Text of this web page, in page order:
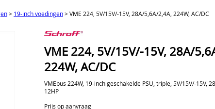
> 19-inch voedingen>VME 224, 5V/15V/-15V, 28A/5,6A/2,4A, 224W, AC/DC
VME 224, 5V/15V/-15V, 28A/
224W, AC/DC
VMEbus 224W, 19-inch geschakelde PSU, triple, 5V/15V/-15V,
12HP
Prijs op aanvraag